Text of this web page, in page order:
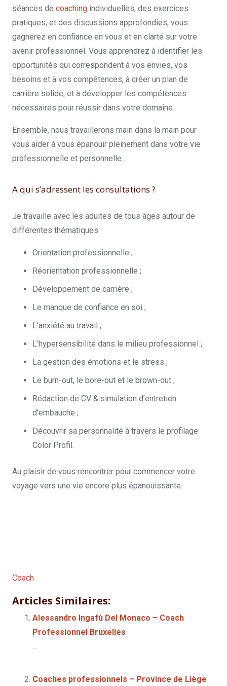
séances de coaching individuelles, des exercices
pratiques, et des discussions approfondies, vous
gagnerez en confiance en vous et en clarté sur votre
avenir professionnel. Vous apprendrez à identifier les
opportunités qui correspondent à vos envies, vos
besoins et à vos compétences, à créer un plan de
carrière solide, et à développer les compétences
nécessaires pour réussir dans votre domaine.
Ensemble, nous travaillerons main dans la main pour
vous aider à vous épanouir pleinement dans votre vie
professionnelle et personnelle.
A qui s’adressent les consultations ?
Je travaille avec les adultes de tous âges autour de
différentes thématiques :
Orientation professionnelle ;
Réorientation professionnelle ;
Développement de carrière ;
Le manque de confiance en soi ;
L’anxiété au travail ;
L’hypersensibilité dans le milieu professionnel ;
La gestion des émotions et le stress ;
Le burn-out, le bore-out et le brown-out ;
Rédaction de CV & simulation d’entretien
d’embauche ;
Découvrir sa personnalité à travers le profilage
Color Profil.
Au plaisir de vous rencontrer pour commencer votre
voyage vers une vie encore plus épanouissante.
Coach
Articles Similaires:
Alessandro Ingafù Del Monaco – Coach
Professionnel Bruxelles
...
Coaches professionnels – Province de Liège